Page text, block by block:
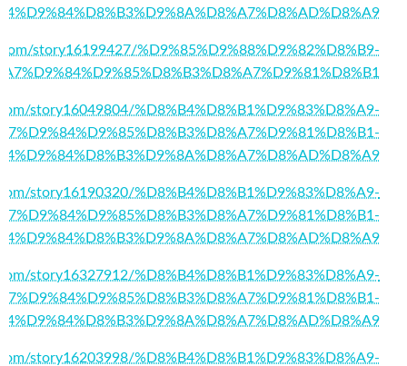
story16199427/%D9%85%D9%88%D9%82%D8%B9-
story16049804/%D8%B4%D8%B1%D9%83%D8%A9-
story16190320/%D8%B4%D8%B1%D9%83%D8%A9-
story16327912/%D8%B4%D8%B1%D9%83%D8%A9-
story16203998/%D8%B4%D8%B1%D9%83%D8%A9-